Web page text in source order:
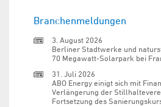
Branchenmeldungen
3. August 2026
Berliner Stadtwerke und
70 Megawatt-Solarpark bei
31. Juli 2026
ABO Energy einigt sich mit
Verlängerung der
Fortsetzung des